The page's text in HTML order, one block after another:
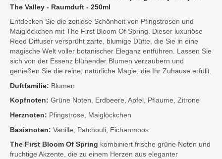
The Valley - Raumduft - 250ml
Entdecken Sie die zeitlose Schönheit von Pfingstrosen und
Maiglöckchen mit The First Bloom Of Spring. Dieser luxuriöse
Reed Diffuser versprüht zarte, blumige Düfte, die Sie in eine
magische Welt voller botanischer Eleganz entführen. Lassen Sie
sich von der Essenz blühender Blumen verzaubern und
genießen Sie die reine, natürliche Magie, die Ihr Zuhause erfüllt.
Duftfamilie: Blumen
Kopfnoten: Grüne Noten, Erdbeere, Apfel, Pflaume, Zitrone
Herznoten: Pfingstrose, Maiglöckchen
Basisnoten: Vanille, Patchouli, Eichenmoos
The First Bloom Of Spring kombiniert frische grüne Noten und
fruchtige Akzente, die zu einem Herzen aus eleganter